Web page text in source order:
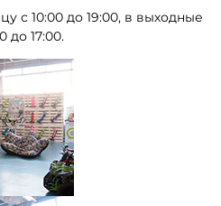
с 10:00 до 19:00, в выходные
до 17:00.